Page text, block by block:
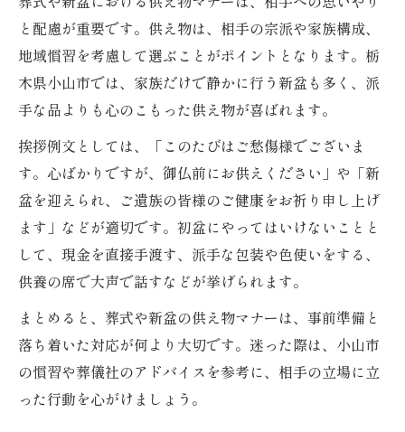
と配慮が重要です。供え物は、相手の宗派や家族構成、
地域慣習を考慮して選ぶことがポイントとなります。栃
木県小山市では、家族だけで静かに行う新盆も多く、派
手な品よりも心のこもった供え物が喜ばれます。
挨拶例文としては、「このたびはご愁傷様でございま
す。心ばかりですが、御仏前にお供えください」や「新
盆を迎えられ、ご遺族の皆様のご健康をお祈り申し上げ
ます」などが適切です。初盆にやってはいけないことと
して、現金を直接手渡す、派手な包装や色使いをする、
供養の席で大声で話すなどが挙げられます。
まとめると、葬式や新盆の供え物マナーは、事前準備と
落ち着いた対応が何より大切です。迷った際は、小山市
の慣習や葬儀社のアドバイスを参考に、相手の立場に立
った行動を心がけましょう。